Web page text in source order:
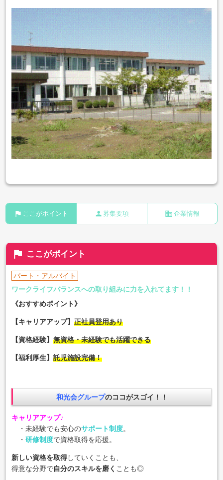
flag ここがポイント person 募集要項 business 企業情報
flag ここがポイント
パート・アルバイト
ワークライフバランスへの取り組みに力を入れてます！！
《おすすめポイント》
【キャリアアップ】正社員登用あり
【資格経験】無資格・未経験でも活躍できる
【福利厚生】託児施設完備！
和光会グループのココがスゴイ！！
キャリアアップ♪
・未経験でも安心のサポート制度。
・研修制度で資格取得を応援。
新しい資格を取得していくことも、
得意な分野で自分のスキルを磨く ことも◎